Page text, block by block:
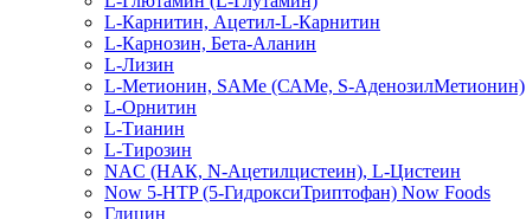
L-Карнитин, Ацетил-L-Карнитин
L-Карнозин, Бета-Аланин
L-Лизин
L-Метионин, SAMe (САМе, S-АденозилМетионин)
L-Орнитин
L-Тианин
L-Тирозин
NAC (НАК, N-Ацетилцистеин), L-Цистеин
Now 5-HTP (5-ГидроксиТриптофан) Now Foods
Глицин